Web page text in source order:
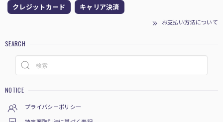
クレジットカード キャリア決済
お支払い方法について
SEARCH
NOTICE
プライバシーポリシー